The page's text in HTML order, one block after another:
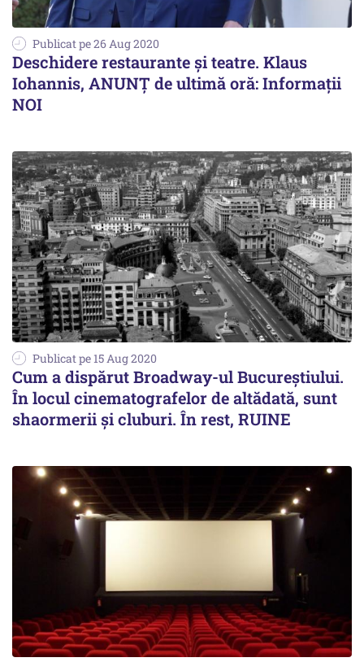
Publicat pe 26 Aug 2020
Deschidere restaurante și teatre. Klaus
Iohannis, ANUNȚ de ultimă oră: Informaţii
NOI
Publicat pe 15 Aug 2020
Cum a dispărut Broadway-ul Bucureștiului.
În locul cinematografelor de altădată, sunt
shaormerii și cluburi. În rest, RUINE